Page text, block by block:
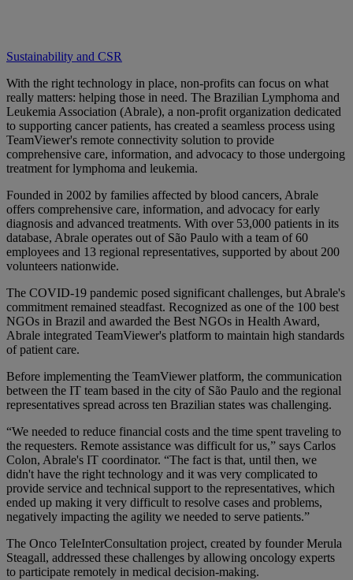
Sustainability and CSR
With the right technology in place, non-profits can focus on what
really matters: helping those in need. The Brazilian Lymphoma and
Leukemia Association (Abrale), a non-profit organization dedicated
to supporting cancer patients, has created a seamless process using
TeamViewer's remote connectivity solution to provide
comprehensive care, information, and advocacy to those undergoing
treatment for lymphoma and leukemia.
Founded in 2002 by families affected by blood cancers, Abrale
offers comprehensive care, information, and advocacy for early
diagnosis and advanced treatments. With over 53,000 patients in its
database, Abrale operates out of São Paulo with a team of 60
employees and 13 regional representatives, supported by about 200
volunteers nationwide.
The COVID-19 pandemic posed significant challenges, but Abrale's
commitment remained steadfast. Recognized as one of the 100 best
NGOs in Brazil and awarded the Best NGOs in Health Award,
Abrale integrated TeamViewer's platform to maintain high standards
of patient care.
Before implementing the TeamViewer platform, the communication
between the IT team based in the city of São Paulo and the regional
representatives spread across ten Brazilian states was challenging.
“We needed to reduce financial costs and the time spent traveling to
the requesters. Remote assistance was difficult for us,” says Carlos
Colon, Abrale's IT coordinator. “The fact is that, until then, we
didn't have the right technology and it was very complicated to
provide service and technical support to the representatives, which
ended up making it very difficult to resolve cases and problems,
negatively impacting the agility we needed to serve patients.”
The Onco TeleInterConsultation project, created by founder Merula
Steagall, addressed these challenges by allowing oncology experts
to participate remotely in medical decision-making.